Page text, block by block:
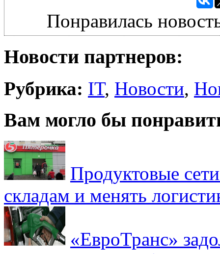
Понравилась
Новости партнеров:
Рубрика: IT, Новости,
Вам могло бы
Продуктовые
складам и менять
«ЕвроТранс»